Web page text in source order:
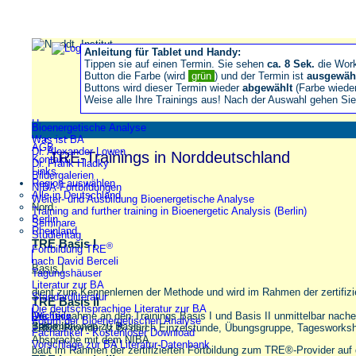
Home
Impressum
AGB
Kontakt
Links
Bioenergetische Analyse
Was ist BA
Dr. Alexander Lowen
Dr. Frank Hladky
Bildergalerien
NIBA-Fortbildungen
Weiter- und Ausbildung Bioenergetische Analyse
Training and further training in Bioenergetic Analysis (Berlin)
Seminare
Studientag
Fortbildung TRE®
nach David Berceli
Tagungshäuser
Literatur zur BA
Standardliteratur
Die deutschsprachige Literatur zur BA
Forum der Bioenergetischen Analyse
Fachartikel - Kostenloser Download
Vorschläge zur BA Literatur-Datenbank
TRE-Trainings in Norddeutschland
Region auswählen
Alle in Deutschland
Nord
Berlin
Rheinland
TRE Basis I
Basis I
dient zum Kennenlernen der Methode und wird im Rahmen der
Die Teilnahme an den Trainings Basis I und Basis II unmittelbar
TRE®-Provider (z.B. durch Einzelstunde, Übungsgruppe,
Absprache mit dem NIBA.
Wichtige
Informationen zu Basis I
TRE Basis II
Basis II
baut im Rahmen der zertifizierten Fortbildung zum TRE®-Provider
Anleitung für Tablet und Handy:
Tippen sie auf einen Termin. Sie sehen ca. 8 Sek. die
Button die Farbe (wird grün ) und der Termin ist
Buttons wird dieser Termin wieder abgewählt(Farbe
Weise alle Ihre Trainings aus! Nach der Auswahl gehen